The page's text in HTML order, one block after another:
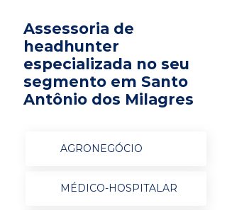
Assessoria de
headhunter
especializada no seu
segmento em Santo
Antônio dos Milagres
AGRONEGÓCIO
MÉDICO-HOSPITALAR